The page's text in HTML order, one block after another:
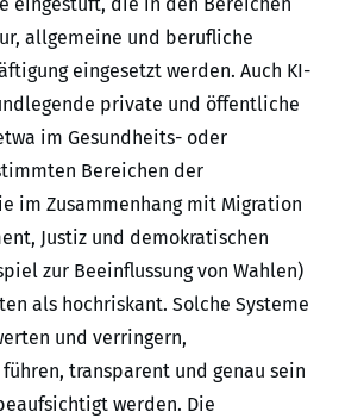
allgemeine und berufliche
eingesetzt werden. Auch KI-
private und öffentliche
im Gesundheits- oder
Bereichen der
im Zusammenhang mit Migration
Justiz und demokratischen
zur Beeinflussung von Wahlen)
als hochriskant. Solche Systeme
und verringern,
transparent und genau sein
werden. Die